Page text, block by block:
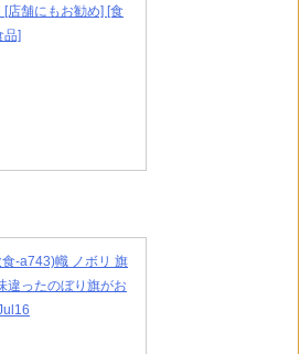
店舗にもお勧め] [食
品]
-a743)幟 ノボリ 旗
違ったのぼり旗がお